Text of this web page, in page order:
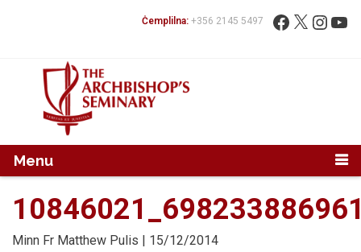
Fittex: Facebook
X
Ċemplilna: +356 2145 5497
Menu
Minn Fr Matthew Pulis | 15/12/2014